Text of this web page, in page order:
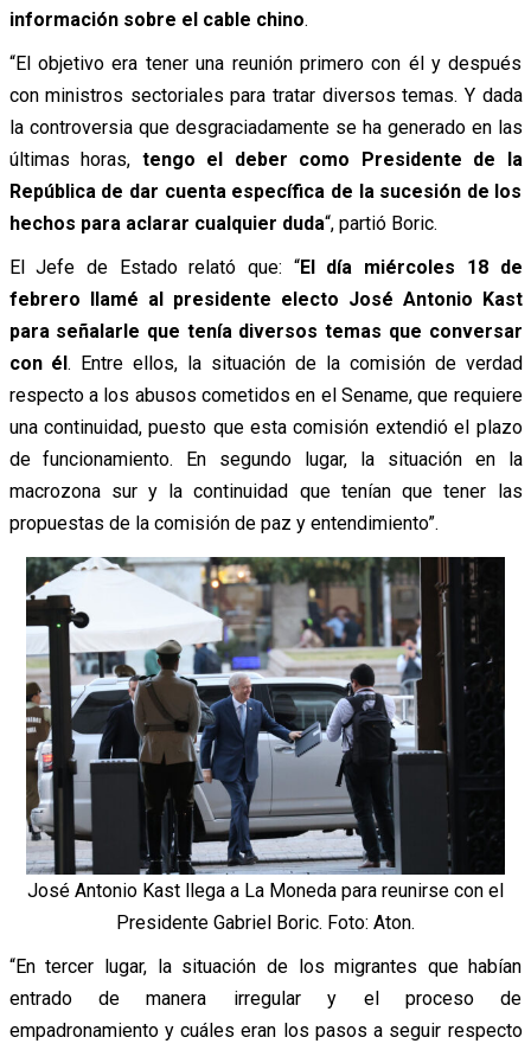
información sobre el cable chino.
“El objetivo era tener una reunión primero con él y después
con ministros sectoriales para tratar diversos temas. Y dada
la controversia que desgraciadamente se ha generado en las
últimas horas, tengo el deber como Presidente de la
República de dar cuenta específica de la sucesión de los
hechos para aclarar cualquier duda“, partió Boric.
El Jefe de Estado relató que: “El día miércoles 18 de
febrero llamé al presidente electo José Antonio Kast
para señalarle que tenía diversos temas que conversar
con él. Entre ellos, la situación de la comisión de verdad
respecto a los abusos cometidos en el Sename, que requiere
una continuidad, puesto que esta comisión extendió el plazo
de funcionamiento. En segundo lugar, la situación en la
macrozona sur y la continuidad que tenían que tener las
propuestas de la comisión de paz y entendimiento”.
José Antonio Kast llega a La Moneda para reunirse con el
Presidente Gabriel Boric. Foto: Aton.
“En tercer lugar, la situación de los migrantes que habían
entrado de manera irregular y el proceso de
empadronamiento y cuáles eran los pasos a seguir respecto